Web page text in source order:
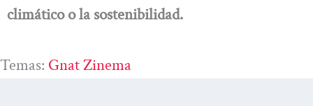
climático o la sostenibilidad.
Temas: Gnat Zinema